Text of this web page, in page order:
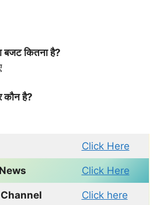
कितना है?
कौन है?
Click Here
Click Here
Click here